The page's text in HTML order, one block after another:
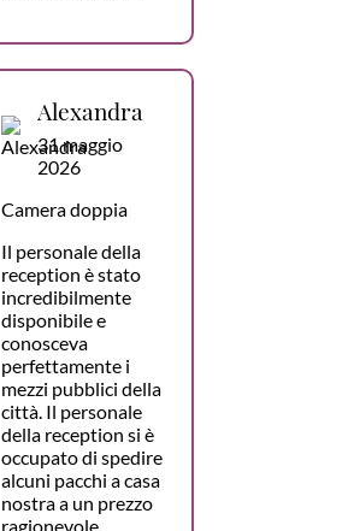
Alexandra
31 maggio
2026
Camera doppia
Il personale della
reception è stato
incredibilmente
disponibile e
conosceva
perfettamente i
mezzi pubblici della
città. Il personale
della reception si è
occupato di spedire
alcuni pacchi a casa
nostra a un prezzo
ragionevole.